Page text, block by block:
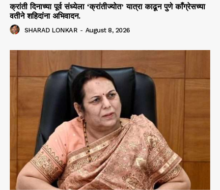
क्रांती दिनाच्या पूर्व संध्येला ‘क्रांतीज्योत’ यात्रा काढून पुणे काँग्रेसच्या
वतीने शहिदांना अभिवादन.
SHARAD LONKAR - August 8, 2026